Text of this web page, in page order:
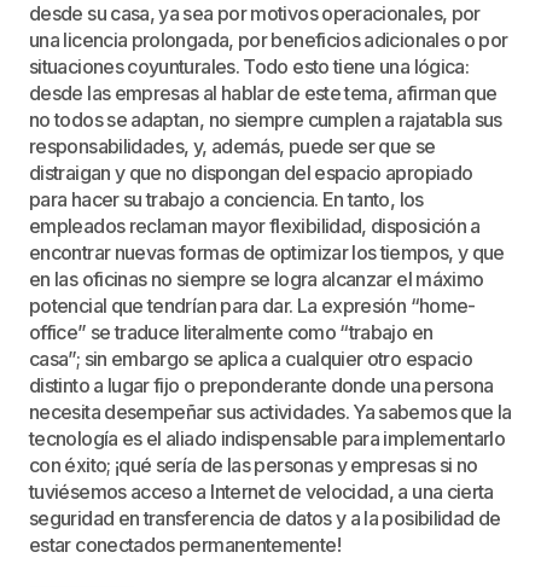
desde su casa, ya sea por motivos operacionales, por
una licencia prolongada, por beneficios adicionales o por
situaciones coyunturales. Todo esto tiene una lógica:
desde las empresas al hablar de este tema, afirman que
no todos se adaptan, no siempre cumplen a rajatabla sus
responsabilidades, y, además, puede ser que se
distraigan y que no dispongan del espacio apropiado
para hacer su trabajo a conciencia. En tanto, los
empleados reclaman mayor flexibilidad, disposición a
encontrar nuevas formas de optimizar los tiempos, y que
en las oficinas no siempre se logra alcanzar el máximo
potencial que tendrían para dar. La expresión “home-
office” se traduce literalmente como “trabajo en
casa”; sin embargo se aplica a cualquier otro espacio
distinto a lugar fijo o preponderante donde una persona
necesita desempeñar sus actividades. Ya sabemos que la
tecnología es el aliado indispensable para implementarlo
con éxito; ¡qué sería de las personas y empresas si no
tuviésemos acceso a Internet de velocidad, a una cierta
seguridad en transferencia de datos y a la posibilidad de
estar conectados permanentemente!